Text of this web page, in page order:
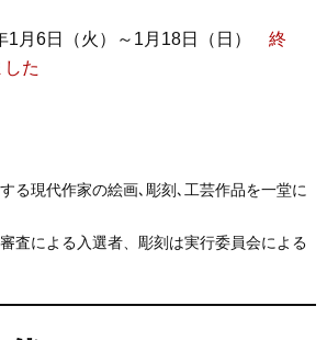
1月6日（火）～1月18日（日） 終
した
る現代作家の絵画､彫刻､工芸作品を一堂に
査による入選者、彫刻は実行委員会による